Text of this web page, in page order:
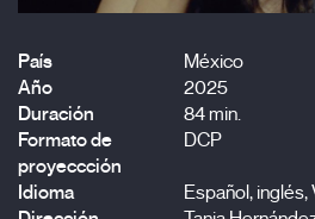
País
México
Año
2025
Duración
84 min.
Formato de
proyeccción
DCP
Idioma
Español, inglés,